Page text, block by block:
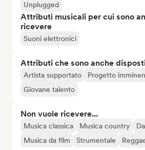
Unplugged
Attributi musicali per cui sono
ricevere
Suoni elettronici
Attributi che sono anche
Artista supportato
Progetto
Giovane talento
Non vuole ricevere...
Musica classica Musica country
Musica da film
Strumentale